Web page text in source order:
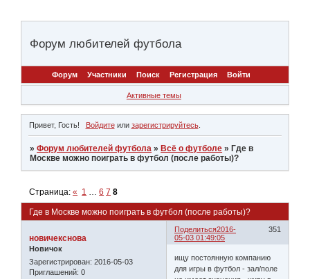
Форум любителей футбола
Форум Участники Поиск Регистрация Войти
Активные темы
Привет, Гость! Войдитеили зарегистрируйтесь.
»Форум любителей футбола » Всё о футболе » Где в
Москве можно поиграть в футбол (после работы)?
Где в Москве можно поиграть в футбол (после работы)?
Страница:« 1 6 7 8
Поделиться 351
2016-
05-03 01:49:05
новичекснова
Новичок
Зарегистрирован: 2016-05-03
Приглашений: 0
ищу постоянную компанию
для игры в футбол - зал/поле